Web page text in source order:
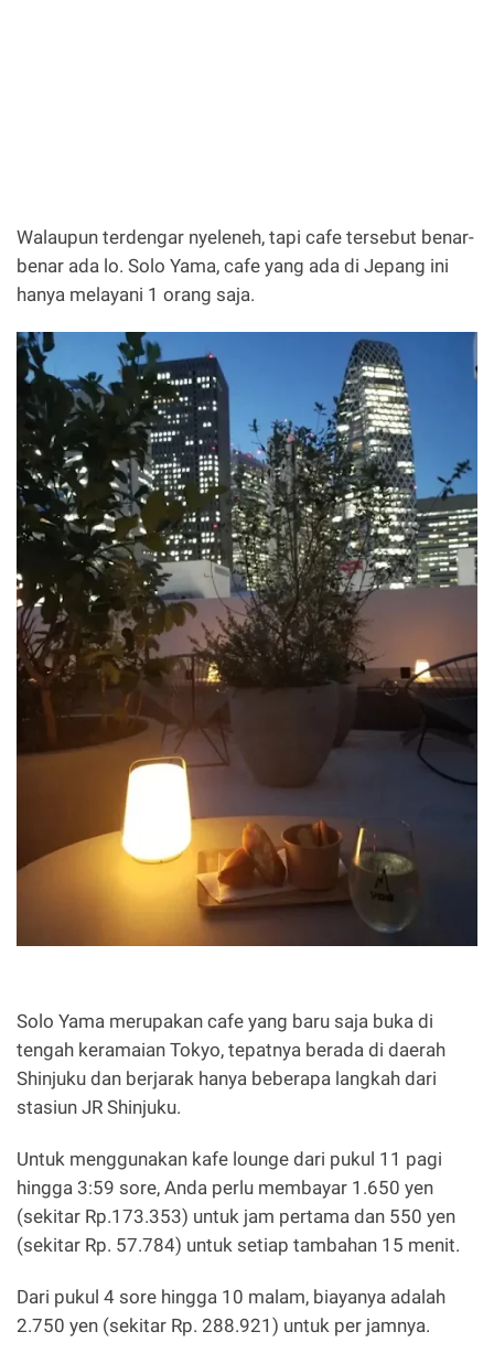
Walaupun terdengar nyeleneh, tapi cafe tersebut benar-
benar ada lo. Solo Yama, cafe yang ada di Jepang ini
hanya melayani 1 orang saja.
Solo Yama merupakan cafe yang baru saja buka di
tengah keramaian Tokyo, tepatnya berada di daerah
Shinjuku dan berjarak hanya beberapa langkah dari
stasiun JR Shinjuku.
Untuk menggunakan kafe lounge dari pukul 11 pagi
hingga 3:59 sore, Anda perlu membayar 1.650 yen
(sekitar Rp.173.353) untuk jam pertama dan 550 yen
(sekitar Rp. 57.784) untuk setiap tambahan 15 menit.
Dari pukul 4 sore hingga 10 malam, biayanya adalah
2.750 yen (sekitar Rp. 288.921) untuk per jamnya.